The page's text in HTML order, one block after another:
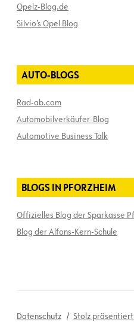
Opelz-Blog.de
Silvio’s Opel Blog
AUTO-BLOGS
Rad-ab.com
Automobilverkäufer-Blog
Automotive Business Talk
BLOGS IN PFORZHEIM
Offizielles Blog der Sparkasse
Blog der Alfons-Kern-Schule
Datenschutz Stolz präsentiert